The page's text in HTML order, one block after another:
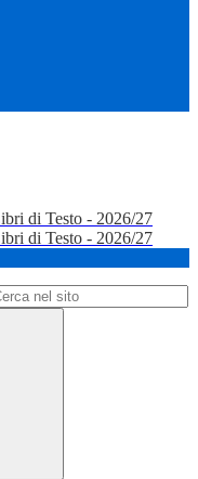
di Testo - 2026/27
di Testo - 2026/27